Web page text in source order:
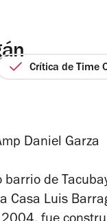
Crítica de Time
Daniel Garza
barrio de
Casa Luis